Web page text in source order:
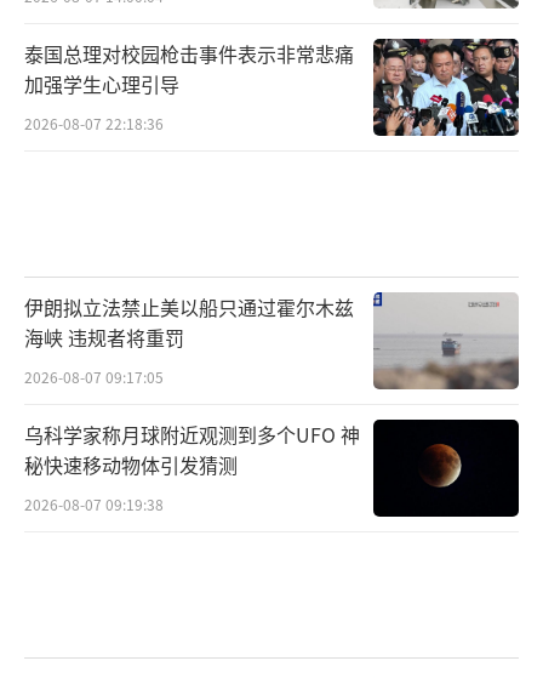
泰国总理对校园枪击事件表示非常悲痛
加强学生心理引导
2026-08-07 22:18:36
伊朗拟立法禁止美以船只通过霍尔木兹
海峡 违规者将重罚
2026-08-07 09:17:05
乌科学家称月球附近观测到多个UFO 神
秘快速移动物体引发猜测
2026-08-07 09:19:38